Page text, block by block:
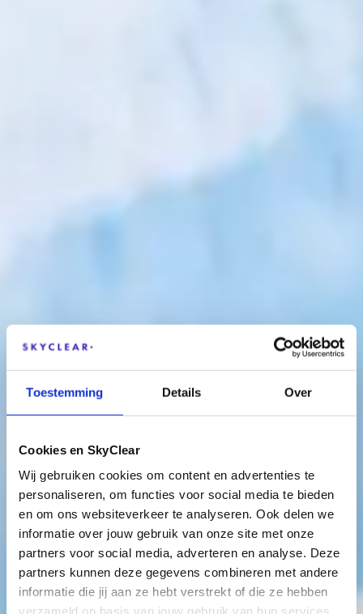
Toestemming Details Over
Cookies en SkyClear
Wij gebruiken cookies om content en advertenties te
personaliseren, om functies voor social media te bieden
en om ons websiteverkeer te analyseren. Ook delen we
informatie over jouw gebruik van onze site met onze
partners voor social media, adverteren en analyse. Deze
partners kunnen deze gegevens combineren met andere
informatie die jij aan ze hebt verstrekt of die ze hebben
verzameld op basis van jouw gebruik van hun services.